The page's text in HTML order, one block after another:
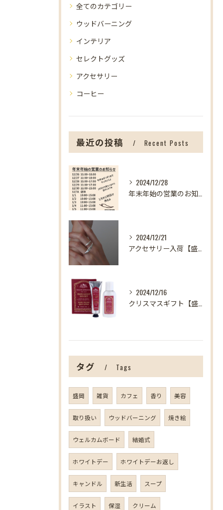
全てのカテゴリー
ウッドバーニング
インテリア
セレクトグッズ
アクセサリー
コーヒー
最近の投稿 Recent Posts
2024/12/28
2024/12/21
2024/12/16
タグ Tags
盛岡 雑貨 カフェ 香り 美容
取り扱い ウッドバーニング 焼き絵
ウェルカムボード 結婚式
ホワイトデー ホワイトデーお返し
キャンドル 新生活 スープ
イラスト 保湿 クリーム